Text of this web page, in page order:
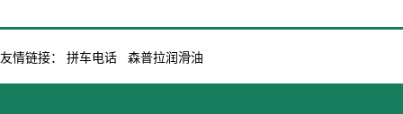
友情链接： 拼车电话 森普拉润滑油